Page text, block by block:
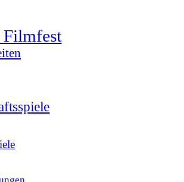
Filmfest